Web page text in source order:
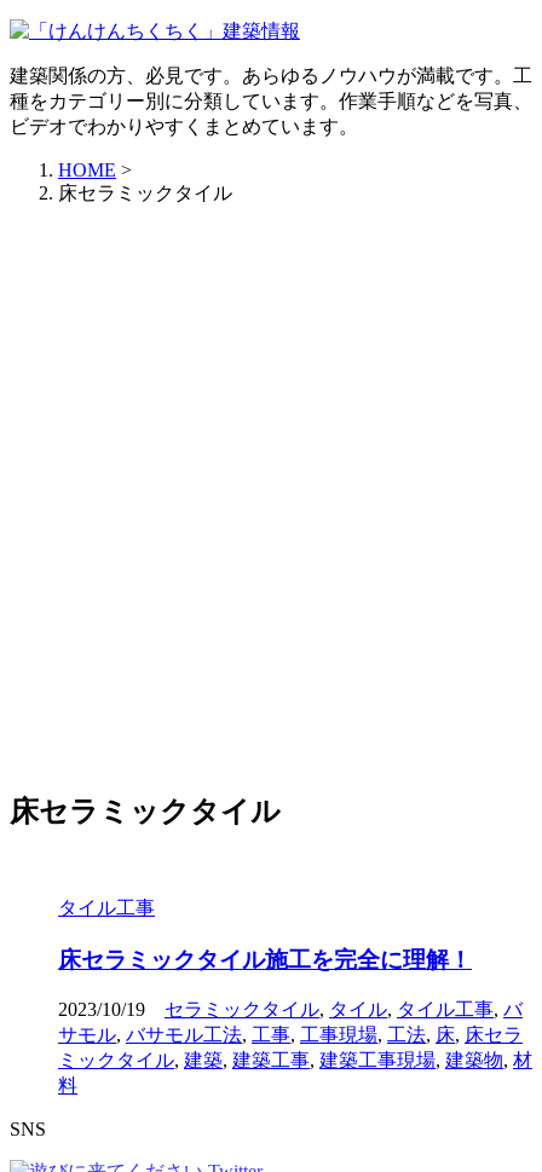
建築関係の方、必見です。あらゆるノウハウが満載です。工
種をカテゴリー別に分類しています。作業手順などを写真、
ビデオでわかりやすくまとめています。
HOME >
床セラミックタイル
床セラミックタイル
タイル工事
床セラミックタイル施工を完全に理解！
2023/10/19 セラミックタイル, タイル, タイル工事, バ
サモル, バサモル工法, 工事, 工事現場, 工法, 床, 床セラ
ミックタイル, 建築, 建築工事, 建築工事現場, 建築物, 材
料
SNS